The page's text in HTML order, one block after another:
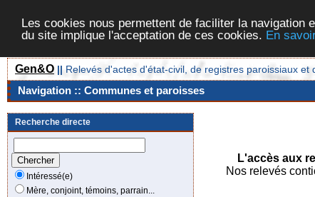
Les cookies nous permettent de faciliter la navigation
du site implique l'acceptation de ces cookies. En
Gen&O || Relevés d'actes d'état-civil, de registres paroissiaux
Navigation :: Communes et paroisses
Recherche directe
Intéressé(e)
Mère, conjoint, témoins, parrain...
L'accès aux
Nos relevés